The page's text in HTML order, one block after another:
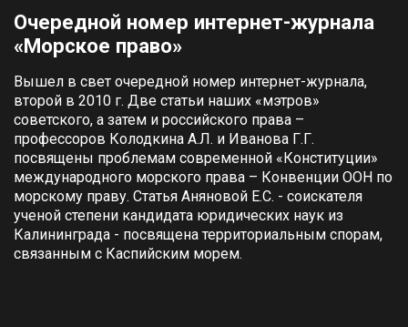
Очередной номер интернет-журнала
«Морское право»
Вышел в свет очередной номер интернет-журнала,
второй в 2010 г. Две статьи наших «мэтров»
советского, а затем и российского права –
профессоров Колодкина А.Л. и Иванова Г.Г.
посвящены проблемам современной «Конституции»
международного морского права – Конвенции ООН по
морскому праву. Статья Аняновой Е.С. - соискателя
ученой степени кандидата юридических наук из
Калининграда - посвящена территориальным спорам,
связанным с Каспийским морем.